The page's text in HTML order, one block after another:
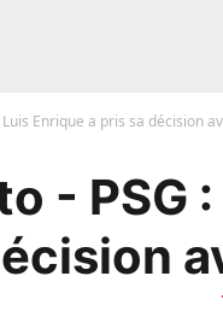
Enrique a pris sa décision
- PSG